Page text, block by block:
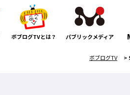
ボブログTVとは？ パブリックメディア
ボブログTV >